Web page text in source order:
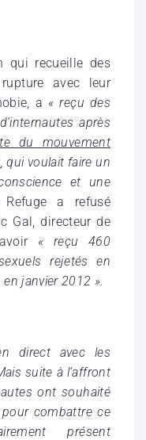
qui recueille des
avec leur
a « reçu des
après
du mouvement
, qui voulait faire un
et une
a refusé
Gal, directeur de
« reçu 460
rejetés en
janvier 2012 ».
direct avec les
suite à l’affront
ont souhaité
pour combattre ce
présent